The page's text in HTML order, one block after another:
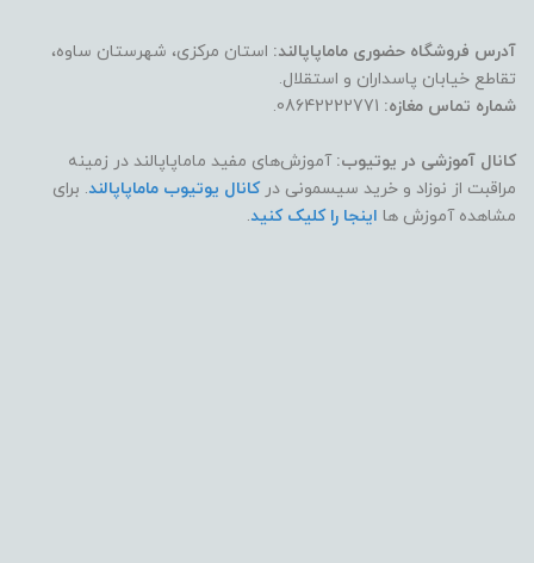
عدم استفاده از سفیدکننده یا مواد قوی
بله (Reusable)
آدرس فروشگاه حضوری ماماپاپالند: استان مرکزی، شهرستان ساوه،
تقاطع خیابان پاسداران و استقلال.
شماره تماس مغازه:
کانال آموزشی در یوتیوب: آموزش‌های مفید ماماپاپالند در زمینه
مراقبت از نوزاد و خرید سیسمونی درکانال یوتیوب ماماپاپالند. برای
مشاهده آموزش ها اینجا را کلیک کنید.